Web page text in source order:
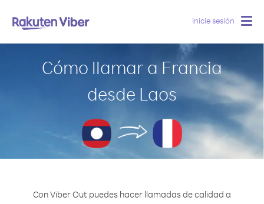
Inicie sesión
Cómo llamar a Francia
desde Laos
Con Viber Out puedes hacer llamadas de calidad a